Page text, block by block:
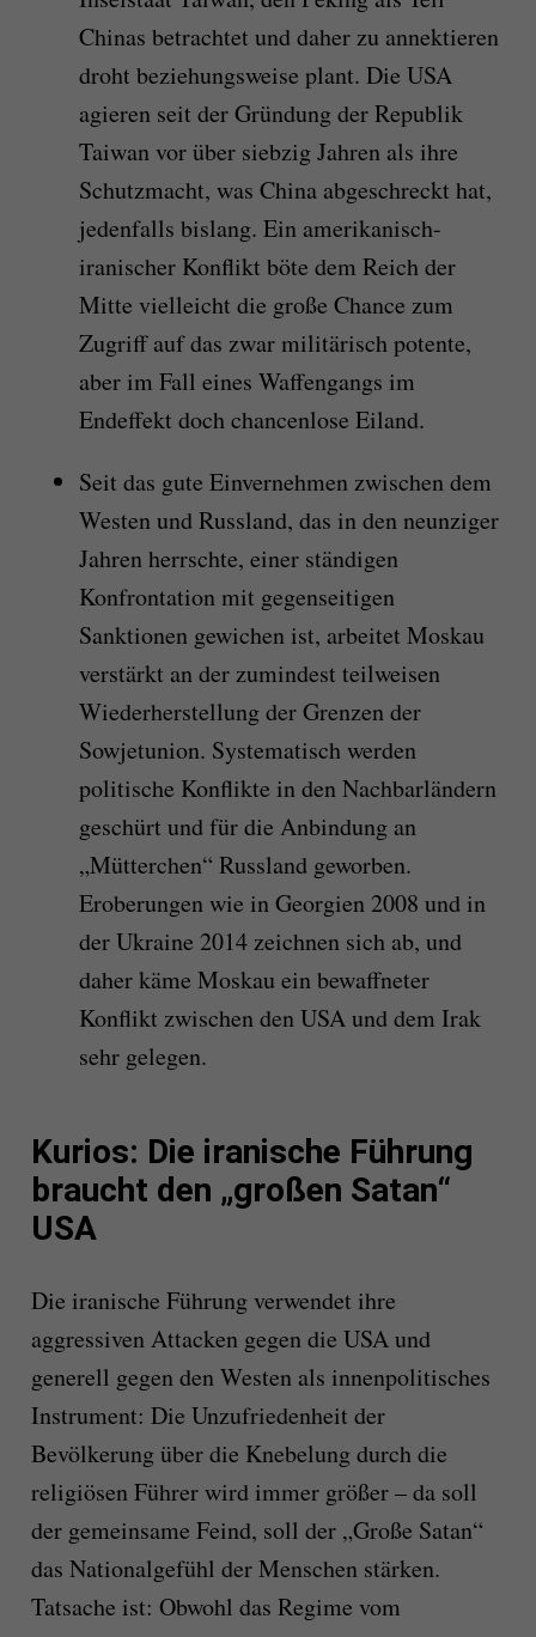
Chinas betrachtet und daher zu annektieren
droht beziehungsweise plant. Die USA
agieren seit der Gründung der Republik
Taiwan vor über siebzig Jahren als ihre
Schutzmacht, was China abgeschreckt hat,
jedenfalls bislang. Ein amerikanisch-
iranischer Konflikt böte dem Reich der
Mitte vielleicht die große Chance zum
Zugriff auf das zwar militärisch potente,
aber im Fall eines Waffengangs im
Endeffekt doch chancenlose Eiland.
Seit das gute Einvernehmen zwischen dem
Westen und Russland, das in den neunziger
Jahren herrschte, einer ständigen
Konfrontation mit gegenseitigen
Sanktionen gewichen ist, arbeitet Moskau
verstärkt an der zumindest teilweisen
Wiederherstellung der Grenzen der
Sowjetunion. Systematisch werden
politische Konflikte in den Nachbarländern
geschürt und für die Anbindung an
„Mütterchen“ Russland geworben.
Eroberungen wie in Georgien 2008 und in
der Ukraine 2014 zeichnen sich ab, und
daher käme Moskau ein bewaffneter
Konflikt zwischen den USA und dem Irak
sehr gelegen.
Kurios: Die iranische Führung
braucht den „großen Satan“
USA
Die iranische Führung verwendet ihre
aggressiven Attacken gegen die USA und
generell gegen den Westen als innenpolitisches
Instrument: Die Unzufriedenheit der
Bevölkerung über die Knebelung durch die
religiösen Führer wird immer größer – da soll
der gemeinsame Feind, soll der „Große Satan“
das Nationalgefühl der Menschen stärken.
Tatsache ist: Obwohl das Regime vom